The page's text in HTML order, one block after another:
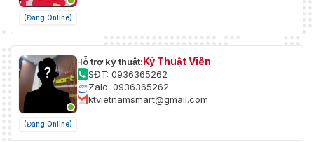
(Đang Online)
(Đang Online)
Hỗ trợ kỹ thuật:Kỹ Thuật Viên
SĐT: 0936365262
Zalo: 0936365262
ktvietnamsmart@gmail.com